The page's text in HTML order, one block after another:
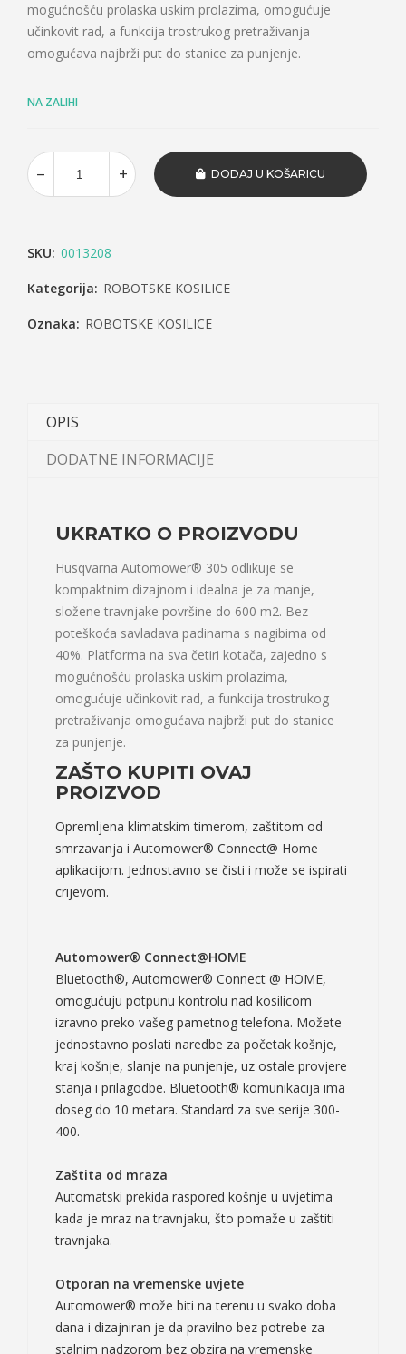
mogućnošću prolaska uskim prolazima, omogućuje
učinkovit rad, a funkcija trostrukog pretraživanja
omogućava najbrži put do stanice za punjenje.
NA ZALIHI
DODAJ U KOŠARICU
SKU: 0013208
Kategorija: ROBOTSKE KOSILICE
Oznaka: ROBOTSKE KOSILICE
OPIS
DODATNE INFORMACIJE
UKRATKO O PROIZVODU
Husqvarna Automower® 305 odlikuje se
kompaktnim dizajnom i idealna je za manje,
složene travnjake površine do 600 m2. Bez
poteškoća savladava padinama s nagibima od
40%. Platforma na sva četiri kotača, zajedno s
mogućnošću prolaska uskim prolazima,
omogućuje učinkovit rad, a funkcija trostrukog
pretraživanja omogućava najbrži put do stanice
za punjenje.
ZAŠTO KUPITI OVAJ
PROIZVOD
Opremljena klimatskim timerom, zaštitom od
smrzavanja i Automower® Connect@ Home
aplikacijom. Jednostavno se čisti i može se ispirati
crijevom.
Automower® Connect@HOME
Bluetooth®, Automower® Connect @ HOME,
omogućuju potpunu kontrolu nad kosilicom
izravno preko vašeg pametnog telefona. Možete
jednostavno poslati naredbe za početak košnje,
kraj košnje, slanje na punjenje, uz ostale provjere
stanja i prilagodbe. Bluetooth® komunikacija ima
doseg do 10 metara. Standard za sve serije 300-
400.
Zaštita od mraza
Automatski prekida raspored košnje u uvjetima
kada je mraz na travnjaku, što pomaže u zaštiti
travnjaka.
Otporan na vremenske uvjete
Automower® može biti na terenu u svako doba
dana i dizajniran je da pravilno bez potrebe za
stalnim nadzorom bez obzira na vremenske